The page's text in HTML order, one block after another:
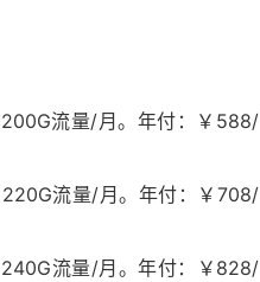
流量/月。年付：￥588/
流量/月。年付：￥708/
流量/月。年付：￥828/